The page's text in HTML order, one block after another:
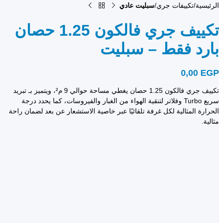
الرئيسية تكييفات جري سبليت عادي
تكييف جري فالكون 1.25 حصان
بارد فقط – سبليت
0,00 EGP
تكييف جري فالكون 1.25 حصان يغطي مساحة حوالي 9 م²، ويتميز بـ تبريد
سريع Turbo وفلاتر لتنقية الهواء من الغبار والفيروسات، كما يحدد درجة
الحرارة المثالية لكل غرفة تلقائيًا عبر خاصية الاستشعار عن بعد لضمان راحة
مثالية.